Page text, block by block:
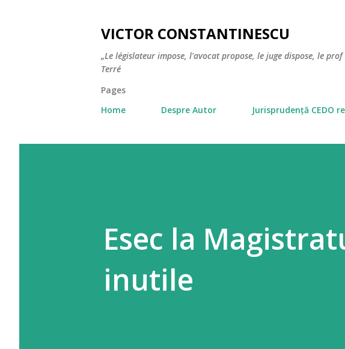
VICTOR CONSTANTINESCU
„Le législateur impose, l'avocat propose, le juge dispose, le
Terré
Pages
Home
Despre Autor Jurisprudență CEDO
Esec la
inutile